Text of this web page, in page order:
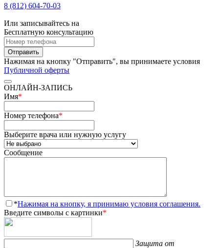
8 (812) 604-70-03
Или записывайтесь на
Бесплатную консультацию
Отправить
Нажимая на кнопку "Отправить", вы принимаете условия
Публичной оферты
ОНЛАЙН-ЗАПИСЬ
Имя*
Номер телефона*
Выберите врача или нужную услугу
Сообщение
*Нажимая на кнопку, я принимаю условия соглашения.
Введите символы с картинки*
Защита от